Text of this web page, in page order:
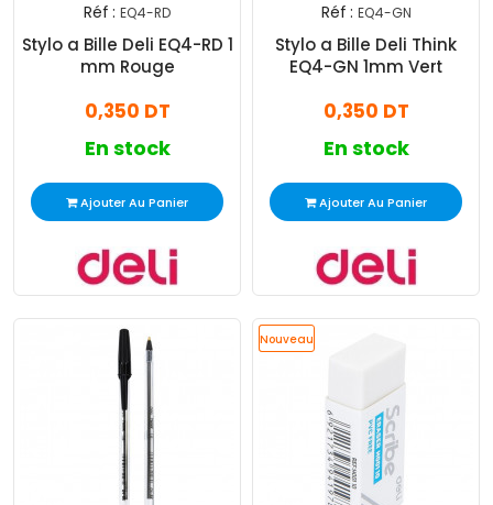
Réf : EQ4-RD
Stylo a Bille Deli EQ4-RD 1
mm Rouge
0,350 DT
En stock
Ajouter Au Panier
Réf : EQ4-GN
Stylo a Bille Deli Think
EQ4-GN 1mm Vert
0,350 DT
En stock
Ajouter Au Panier
Promo
Nouveau